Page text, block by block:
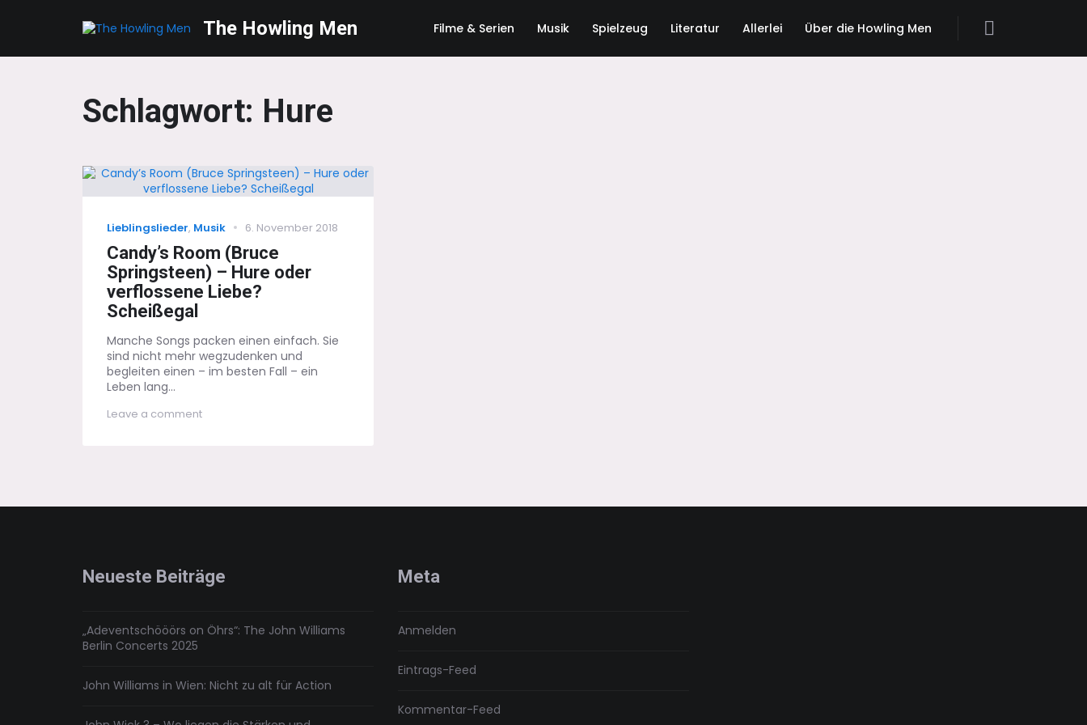
The Howling Men Filme & Serien Musik Spielzeug Literatur Allerlei Über die Howling Men
Schlagwort: Hure
Categories
Lieblingslieder, Musik
Posted
6. November 2018
Candy’s Room (Bruce
Springsteen) – Hure oder
verflossene Liebe?
Scheißegal
Manche Songs packen einen einfach. Sie
sind nicht mehr wegzudenken und
begleiten einen – im besten Fall – ein
Leben lang...
Leave a commenton
Neueste Beiträge
„Adeventschööörs on Öhrs“: The John Williams
Berlin Concerts 2025
John Williams in Wien: Nicht zu alt für Action
Meta
Anmelden
Eintrags-Feed
Kommentar-Feed